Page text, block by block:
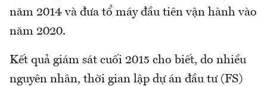
năm 2014 và đưa tổ máy đầu tiên vận hành vào
năm 2020.
Kết quả giám sát cuối 2015 cho biết, do nhiều
nguyên nhân, thời gian lập dự án đầu tư (FS)